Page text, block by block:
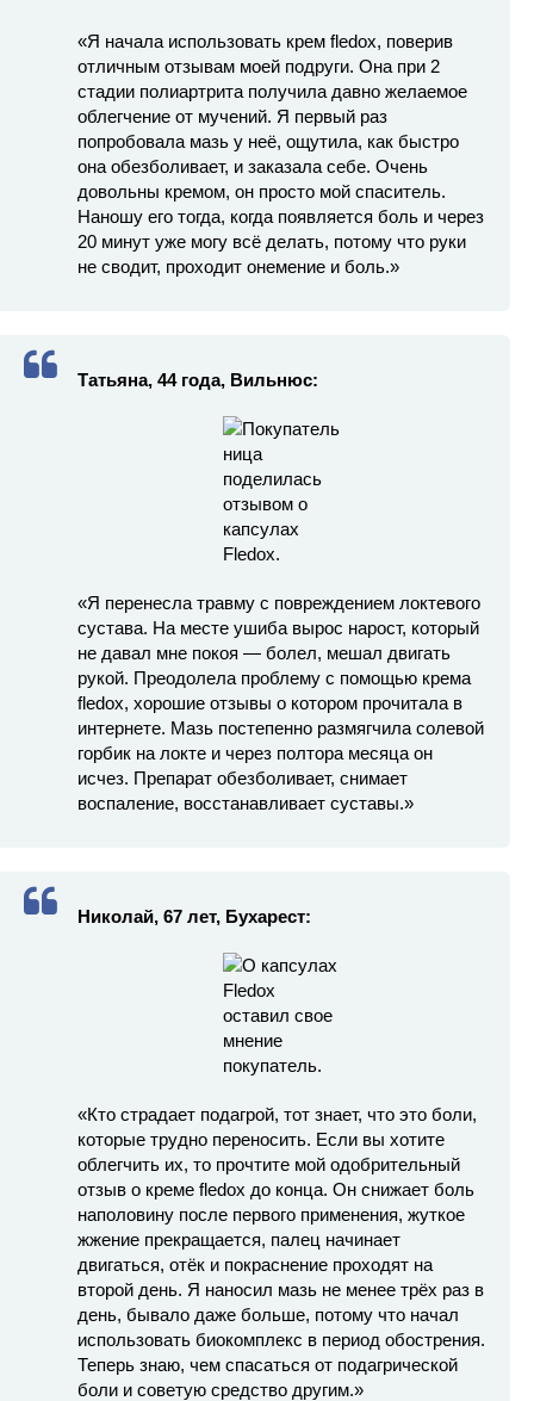
«Я начала использовать крем fledox, поверив
отличным отзывам моей подруги. Она при 2
стадии полиартрита получила давно желаемое
облегчение от мучений. Я первый раз
попробовала мазь у неё, ощутила, как быстро
она обезболивает, и заказала себе. Очень
довольны кремом, он просто мой спаситель.
Наношу его тогда, когда появляется боль и через
20 минут уже могу всё делать, потому что руки
не сводит, проходит онемение и боль.»
Татьяна, 44 года, Вильнюс:
«Я перенесла травму с повреждением локтевого
сустава. На месте ушиба вырос нарост, который
не давал мне покоя — болел, мешал двигать
рукой. Преодолела проблему с помощью крема
fledox, хорошие отзывы о котором прочитала в
интернете. Мазь постепенно размягчила солевой
горбик на локте и через полтора месяца он
исчез. Препарат обезболивает, снимает
воспаление, восстанавливает суставы.»
Николай, 67 лет, Бухарест:
«Кто страдает подагрой, тот знает, что это боли,
которые трудно переносить. Если вы хотите
облегчить их, то прочтите мой одобрительный
отзыв о креме fledox до конца. Он снижает боль
наполовину после первого применения, жуткое
жжение прекращается, палец начинает
двигаться, отёк и покраснение проходят на
второй день. Я наносил мазь не менее трёх раз в
день, бывало даже больше, потому что начал
использовать биокомплекс в период обострения.
Теперь знаю, чем спасаться от подагрической
боли и советую средство другим.»